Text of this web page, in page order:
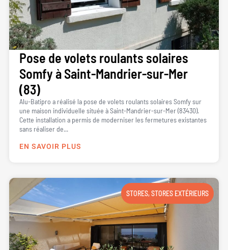
Pose de volets roulants solaires
Somfy à Saint-Mandrier-sur-Mer
(83)
Alu-Batipro a réalisé la pose de volets roulants solaires Somfy sur
une maison individuelle située à Saint-Mandrier-sur-Mer (83430).
Cette installation a permis de moderniser les fermetures existantes
sans réaliser de...
EN SAVOIR PLUS
STORES,STORES EXTÉRIEURS